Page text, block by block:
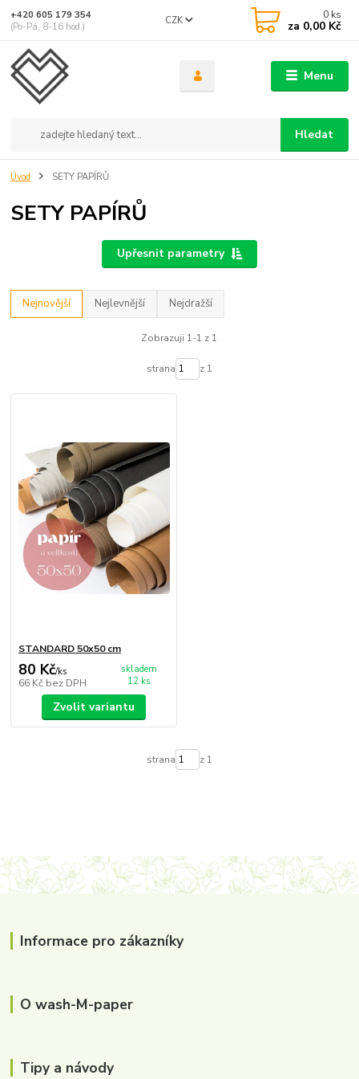
Menu
CZK
Hledat
+420 605 179 354
(Po-Pá, 8-16 hod.)
0 ks
za 0,00 Kč
Úvod SETY PAPÍRŮ
SETY PAPÍRŮ
Upřesnit parametry
Nejnovější Nejlevnější Nejdražší
Zobrazuji 1-1 z 1
strana z 1
STANDARD 50x50 cm
80 Kč/ks
66 Kč bez DPH
skladem
12 ks
Zvolit variantu
strana z 1
Informace pro zákazníky
O wash-M-paper
Tipy a návody